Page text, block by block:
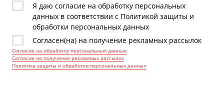
Я даю согласие на обработку персональных
данных в соответствии с Политикой защиты и
обработки персональных данных
Согласен(на) на получение рекламных рассылок
Согласие на обработку персональных данных
Согласие на получение рекламных рассылок
Политика защиты и обработки персональных данных